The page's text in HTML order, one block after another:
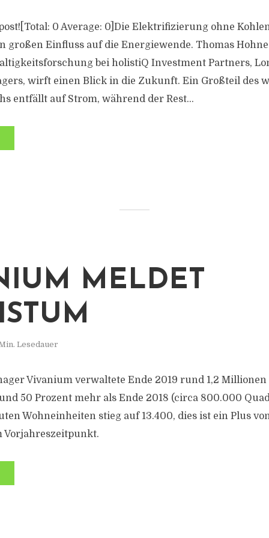
0 Average: 0]Die Elektrifizierung ohne
großen Einfluss auf die Energiewende. Thomas
bei holistiQ Investment Partners,
wirft einen Blick in die Zukunft. Ein Großteil des
entfällt auf Strom, während der Rest...
MELDET
Lesedauer
Vivanium verwaltete Ende 2019 rund 1,2
50 Prozent mehr als Ende 2018 (circa 800.000
Wohneinheiten stieg auf 13.400, dies ist ein Plus
Vorjahreszeitpunkt.